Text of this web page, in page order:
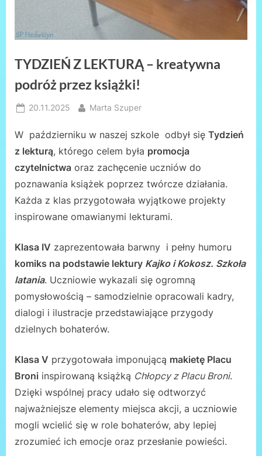
TYDZIEŃ Z LEKTURĄ – kreatywna
podróż przez książki!
Posted
20.11.2025 By
Marta Szuper
W październiku w naszej szkole odbył się Tydzień
z lekturą, którego celem była promocja
czytelnictwa oraz zachęcenie uczniów do
poznawania książek poprzez twórcze działania.
Każda z klas przygotowała wyjątkowe projekty
inspirowane omawianymi lekturami.
Klasa IV zaprezentowała barwny i pełny humoru
komiks na podstawie lektury Kajko i Kokosz. Szkoła
latania. Uczniowie wykazali się ogromną
pomysłowością – samodzielnie opracowali kadry,
dialogi i ilustracje przedstawiające przygody
dzielnych bohaterów.
Klasa V przygotowała imponującą makietę Placu
Broni inspirowaną książką Chłopcy z Placu Broni.
Dzięki wspólnej pracy udało się odtworzyć
najważniejsze elementy miejsca akcji, a uczniowie
mogli wcielić się w role bohaterów, aby lepiej
zrozumieć ich emocje oraz przesłanie powieści.